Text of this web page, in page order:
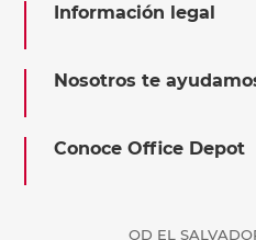
Información legal
Nosotros te
Conoce Office Depot
OD EL